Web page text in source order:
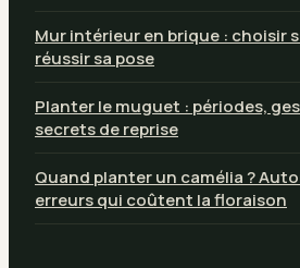
Mur intérieur en brique : choisir
réussir sa pose
Planter le muguet : périodes,
secrets de reprise
Quand planter un camélia ?
erreurs qui coûtent la floraison